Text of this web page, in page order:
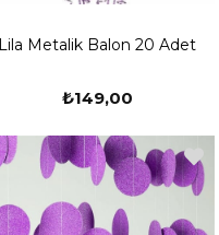
Lila Metalik Balon 20 Adet
₺149,00